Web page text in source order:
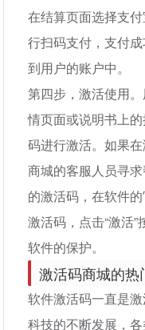
在结算页面选择支
行扫码支付，支付
到用户的账户中。
第四步，激活使用
情页面或说明书上
码进行激活。如果
商城的客服人员寻
的激活码，在软件
激活码，点击“激活
软件的保护。
激活码商城的热
软件激活码一直是
科技的不断发展，